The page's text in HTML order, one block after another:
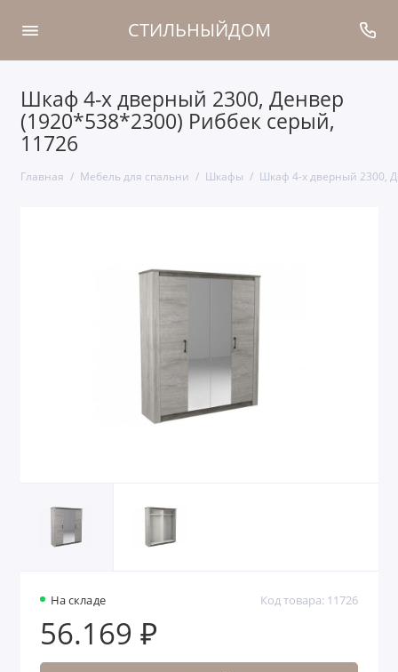
СТИЛЬНЫЙДОМ
Шкаф 4-х дверный 2300, Денвер
(1920*538*2300) Риббек серый,
11726
Главная Мебель для спальни Шкафы Шкаф 4-х дверный 2300,
На складе Код товара: 11726
56.169 ₽